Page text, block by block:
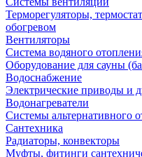
Терморегуляторы,
обогревом
Вентиляторы
Система водяного
Оборудование для сауны
Водоснабжение
Электрические приводы и
Водонагреватели
Системы альтернативного
Сантехника
Радиаторы, конвекторы
Муфты, фитинги